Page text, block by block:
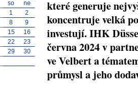
které generuje
koncentruje velká
investují. IHK
června 2024 v
ve Velbert a
průmysl a jeho
so
ne
1
2
8
9
15
16
22
23
29
30